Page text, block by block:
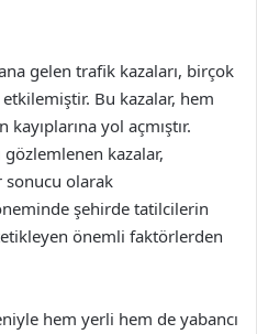
gelen trafik kazaları, birçok
etkilemiştir. Bu kazalar, hem
yol açmıştır.
gözlemlenen kazalar,
sonucu olarak
şehirde tatilcilerin
önemli faktörlerden
hem yerli hem de yabancı